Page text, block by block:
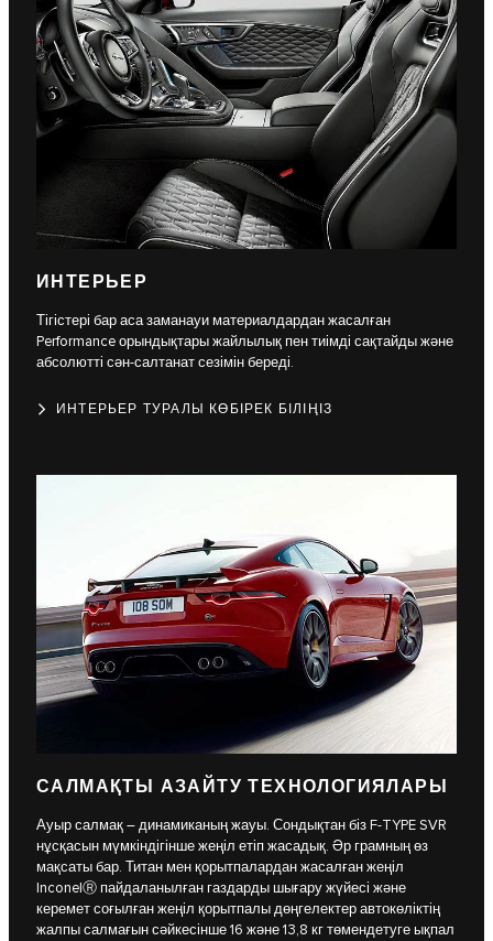
ИНТЕРЬЕР
Тігістері бар аса заманауи материалдардан жасалған
Performance орындықтары жайлылық пен тиімді сақтайды және
абсолютті сән-салтанат сезімін береді.
ИНТЕРЬЕР ТУРАЛЫ КӨБІРЕК БІЛІҢІЗ
САЛМАҚТЫ АЗАЙТУ ТЕХНОЛОГИЯЛАРЫ
Ауыр салмақ – динамиканың жауы. Сондықтан біз F-TYPE SVR
нұсқасын мүмкіндігінше жеңіл етіп жасадық. Әр грамның өз
мақсаты бар. Титан мен қорытпалардан жасалған жеңіл
InconelⓇ пайдаланылған газдарды шығару жүйесі және
керемет соғылған жеңіл қорытпалы дөңгелектер автокөліктің
жалпы салмағын сәйкесінше 16 және 13,8 кг төмендетуге ықпал